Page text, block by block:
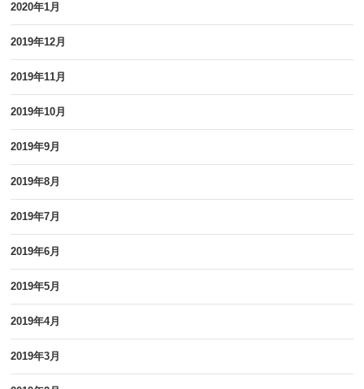
2020年1月
2019年12月
2019年11月
2019年10月
2019年9月
2019年8月
2019年7月
2019年6月
2019年5月
2019年4月
2019年3月